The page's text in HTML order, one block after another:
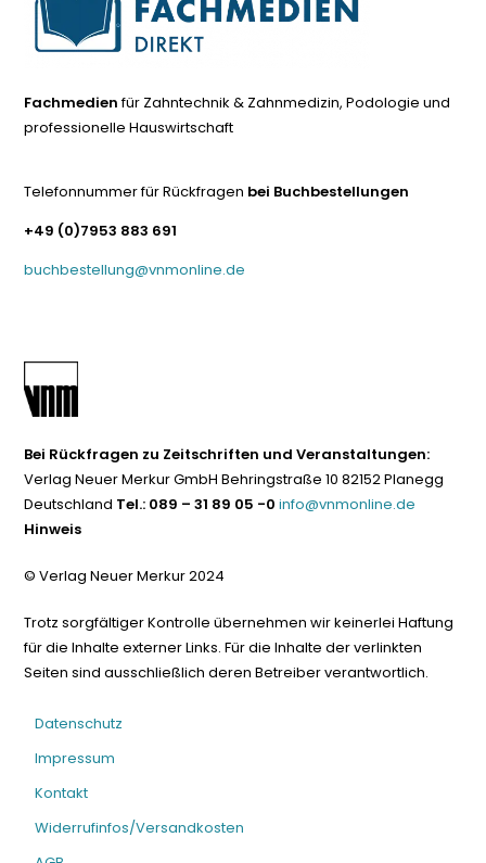
Fachmedienfür Zahntechnik & Zahnmedizin, Podologie und
professionelle Hauswirtschaft
Telefonnummer für Rückfragen bei Buchbestellungen
+49 (0)7953 883 691
buchbestellung@vnmonline.de
Bei Rückfragen zu Zeitschriften und Veranstaltungen:
Verlag Neuer Merkur GmbH Behringstraße 10 82152 Planegg
Deutschland Tel.: 089 – 31 89 05 -0 info@vnmonline.de
Hinweis
© Verlag Neuer Merkur 2024
Trotz sorgfältiger Kontrolle übernehmen wir keinerlei Haftung
für die Inhalte externer Links. Für die Inhalte der verlinkten
Seiten sind ausschließlich deren Betreiber verantwortlich.
Datenschutz
Impressum
Kontakt
Widerrufinfos/Versandkosten